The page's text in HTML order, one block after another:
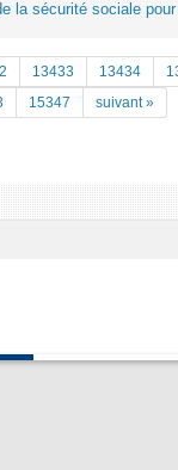
la sécurité sociale pour
13433 13434
15347 suivant »